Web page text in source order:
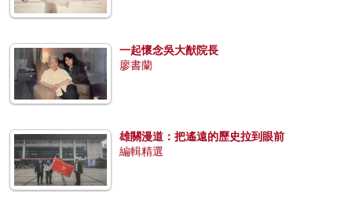
一起懷念吳大猷院長
廖書蘭
雄關漫道：把遙遠的歷史拉到眼前
編輯精選